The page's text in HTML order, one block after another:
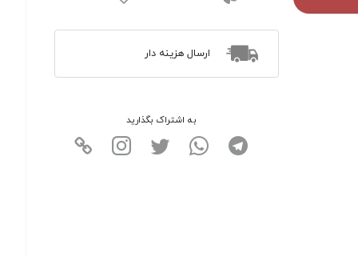
ارسال هزینه دار
به اشتراک بگذارید